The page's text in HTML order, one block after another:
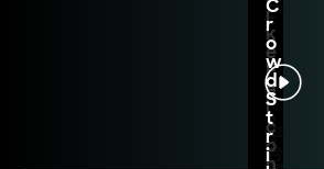
F
a
l
c
o
n
平
台
i
k
e
F
a
l
c
o
n
C
r
o
w
d
S
t
r
i